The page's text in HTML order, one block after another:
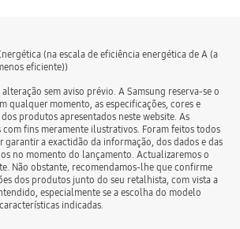
(na escala de eficiência energética de A (a
eficiente))
sem aviso prévio. A Samsung reserva-se o
qualquer momento, as especificações, cores e
produtos apresentados neste website. As
com fins meramente ilustrativos. Foram feitos todos
garantir a exactidão da informação, dos dados e das
no momento do lançamento. Actualizaremos o
Não obstante, recomendamos-lhe que confirme
dos produtos junto do seu retalhista, com vista a
especialmente se a escolha do modelo
indicadas.